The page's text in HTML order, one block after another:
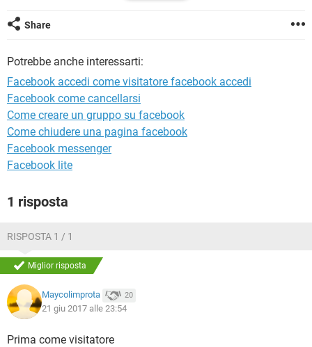
Share
Potrebbe anche interessarti:
Facebook accedi come visitatore facebook accedi
Facebook come cancellarsi
Come creare un gruppo su facebook
Come chiudere una pagina facebook
Facebook messenger
Facebook lite
1 risposta
RISPOSTA 1 / 1
Miglior risposta
Maycolimprota 20
21 giu 2017 alle 23:54
Prima come visitatore